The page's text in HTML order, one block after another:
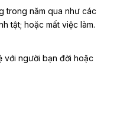
trong năm qua như các
tật; hoặc mất việc làm.
với người bạn đời hoặc